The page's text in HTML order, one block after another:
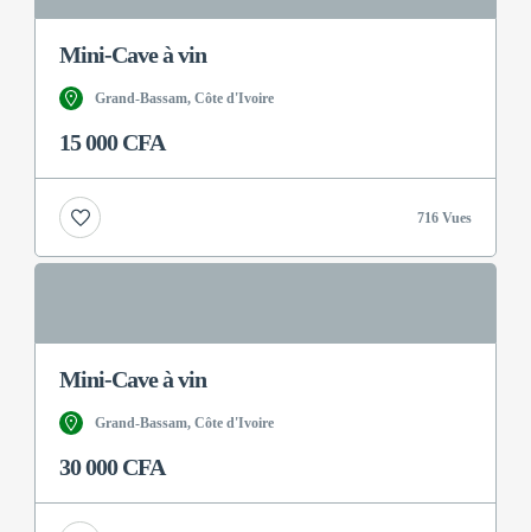
Mini-Cave à vin
Grand-Bassam, Côte d'Ivoire
15 000 CFA
716 Vues
Mini-Cave à vin
Grand-Bassam, Côte d'Ivoire
30 000 CFA